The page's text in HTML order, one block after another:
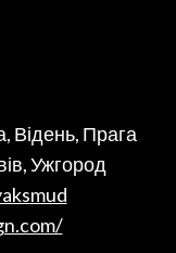
Відень, Прага
Ужгород